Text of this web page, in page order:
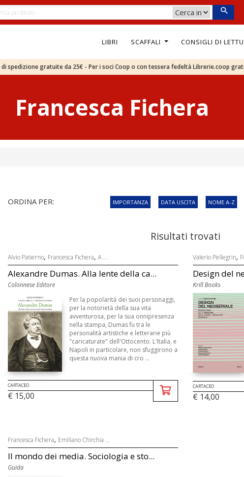
LIBRI SCAFFALI CONSIGLI DI
spedizione gratuite da 25€ - Per i soci Coop o con tessera fedeltà Librerie.coop
Francesca Fichera
ORDINA PER: IMPORTANZA DATA USCITA NOME A-Z
Risultati trovati
Alvio Patierno, Francesca Fichera, A ...
Alexandre Dumas. Alla lente della ca...
Colonnese Editore
Per la popolarità dei suoi personaggi,
per la notorietà della sua vita
avventurosa, per la sua onnipresenza
nella stampa, Dumas fu tra le
personalità artistiche e letterarie più
"caricaturate" dell'Ottocento. L'Italia, e
Napoli in particolare, non sfuggirono a
questa nuova mania di cro ...
CARTACEO
€ 15,00
Valerio Pellegrin,
Design del
Krill Books
CARTACEO
€ 14,00
Francesca Fichera, Emiliano Chirchia ...
Il mondo dei media. Sociologia e sto...
Guida